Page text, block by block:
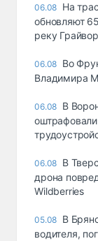
06.08 На
обновляют
реку
06.08 Во
Владимира
06.08 В
06.08 В
дрона
Wildberries
05.08 В
водителя,